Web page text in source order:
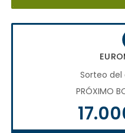
Sorteo del
PRÓXIMO